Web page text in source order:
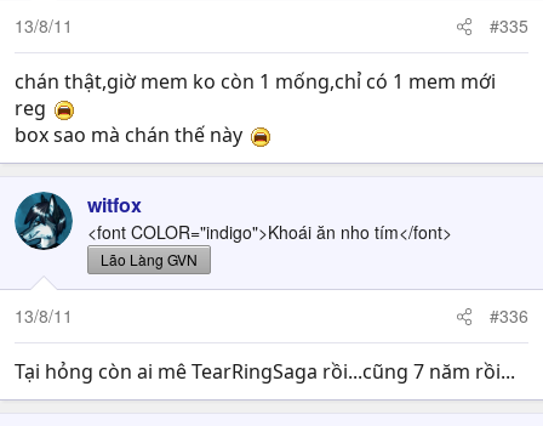
13/8/11 #335
chán thật,giờ mem ko còn 1 mống,chỉ có 1 mem mới
reg
box sao mà chán thế này
witfox
<font COLOR="indigo">Khoái ăn nho tím</font>
Lão Làng GVN
13/8/11 #336
Tại hỏng còn ai mê TearRingSaga rồi...cũng 7 năm rồi...